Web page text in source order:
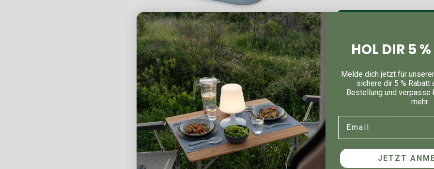
Das kompakte Trio für ein
frisch bis zum Verzehr und
Produktdetails
Hinweise
HOL DIR 5
Melde dich jetzt für
sichere dir 5 % Rabatt
Bestellung und verpasse
mehr.
JETZT